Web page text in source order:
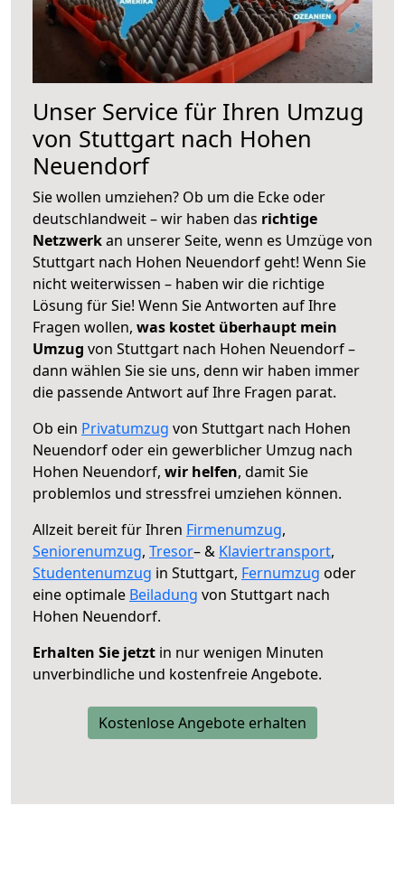
Unser Service für Ihren Umzug
von Stuttgart nach Hohen
Neuendorf
Sie wollen umziehen? Ob um die Ecke oder
deutschlandweit – wir haben das richtige
Netzwerkan unserer Seite, wenn es Umzüge von
Stuttgart nach Hohen Neuendorf geht! Wenn Sie
nicht weiterwissen – haben wir die richtige
Lösung für Sie! Wenn Sie Antworten auf Ihre
Fragen wollen, was kostet überhaupt mein
Umzug von Stuttgart nach Hohen Neuendorf –
dann wählen Sie sie uns, denn wir haben immer
die passende Antwort auf Ihre Fragen parat.
Ob ein Privatumzug von Stuttgart nach Hohen
Neuendorf oder ein gewerblicher Umzug nach
Hohen Neuendorf, wir helfen, damit Sie
problemlos und stressfrei umziehen können.
Allzeit bereit für Ihren Firmenumzug,
Seniorenumzug, Tresor– & Klaviertransport,
Studentenumzug in Stuttgart, Fernumzug oder
eine optimale Beiladung von Stuttgart nach
Hohen Neuendorf.
Erhalten Sie jetzt in nur wenigen Minuten
unverbindliche und kostenfreie Angebote.
Kostenlose Angebote erhalten